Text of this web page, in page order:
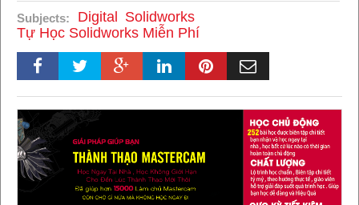
Subjects: Digital
Solidworks
Tự Học Solidworks Miễn Phí